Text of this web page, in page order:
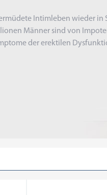
Intimleben wieder in
Männer sind von
der erektilen